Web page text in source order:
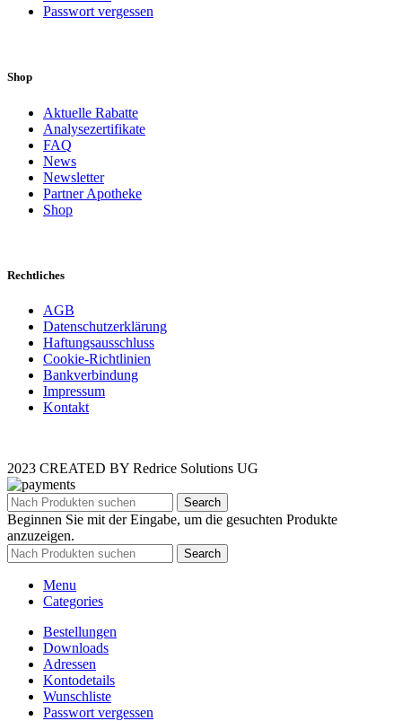
Passwort vergessen
Shop
Aktuelle Rabatte
Analysezertifikate
FAQ
News
Newsletter
Partner Apotheke
Shop
Rechtliches
AGB
Datenschutzerklärung
Haftungsausschluss
Cookie-Richtlinien
Bankverbindung
Impressum
Kontakt
2023 CREATED BY Redrice Solutions UG
Search
Beginnen Sie mit der Eingabe, um die gesuchten Produkte
anzuzeigen.
Search
Menu
Categories
Bestellungen
Downloads
Adressen
Kontodetails
Wunschliste
Passwort vergessen